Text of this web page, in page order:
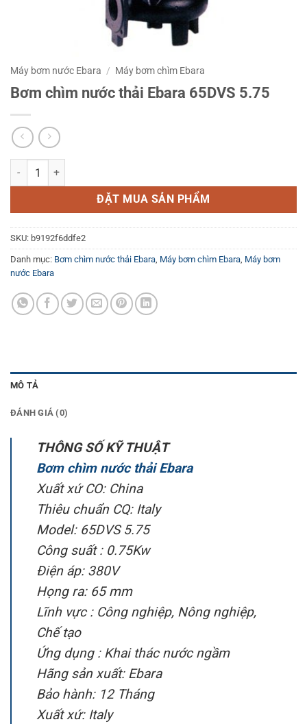
Máy bơm nước Ebara / Máy bơm chìm Ebara
Bơm chìm nước thải Ebara 65DVS 5.75
Bơm chìm nước thải Ebara 65DVS 5.75 số lượng
ĐẶT MUA SẢN PHẨM
SKU: b9192f6ddfe2
Danh mục: Bơm chìm nước thải Ebara, Máy bơm chìm Ebara, Máy bơm
nước Ebara
MÔ TẢ
ĐÁNH GIÁ (0)
THÔNG SỐ KỸ THUẬT
Bơm chìm nước thải Ebara
Xuất xứ CO: China
Thiêu chuẩn CQ: Italy
Model: 65DVS 5.75
Công suất : 0.75Kw
Điện áp: 380V
Họng ra: 65 mm
Lĩnh vực : Công nghiệp, Nông nghiệp,
Chế tạo
Ứng dụng : Khai thác nước ngầm
Hãng sản xuất: Ebara
Bảo hành: 12 Tháng
Xuất xứ: Italy